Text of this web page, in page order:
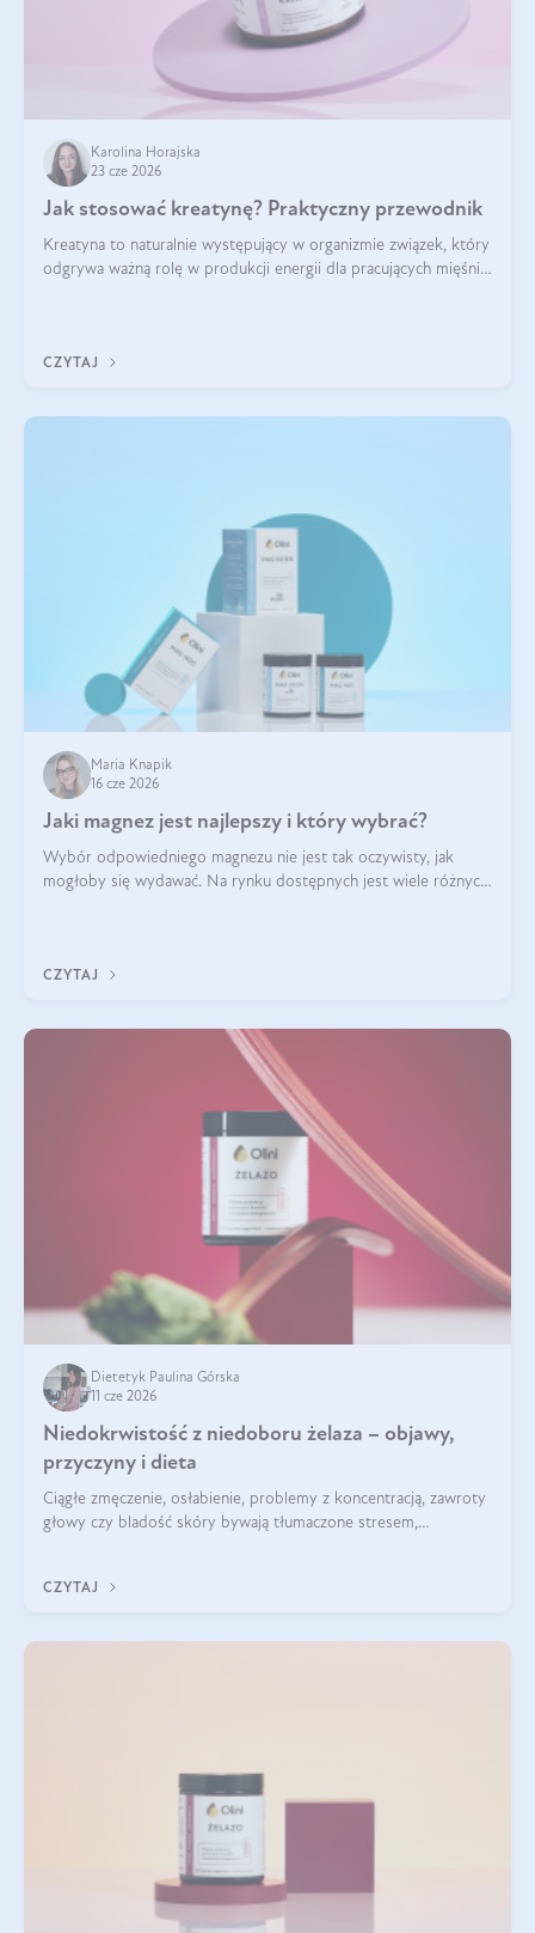
Karolina Horajska
23 cze 2026
Jak stosować kreatynę? Praktyczny przewodnik
Kreatyna to naturalnie występujący w organizmie związek, który
odgrywa ważną rolę w produkcji energii dla pracujących mięśni.
CZYTAJ
Maria Knapik
16 cze 2026
Jaki magnez jest najlepszy i który wybrać?
Wybór odpowiedniego magnezu nie jest tak oczywisty, jak
mogłoby się wydawać. Na rynku dostępnych jest wiele różnych
CZYTAJ
Dietetyk Paulina Górska
11 cze 2026
Niedokrwistość z niedoboru żelaza – objawy,
przyczyny i dieta
Ciągłe zmęczenie, osłabienie, problemy z koncentracją, zawroty
głowy czy bladość skóry bywają tłumaczone stresem,
CZYTAJ